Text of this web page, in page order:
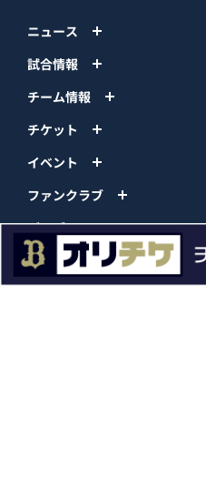
ニュース
試合情報
チーム情報
チケット
イベント
ファンクラブ
グッズ
ファーム